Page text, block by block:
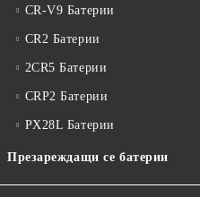
CR-V9 Батерии
CR2 Батерии
2CR5 Батерии
CRP2 Батерии
PX28L Батерии
Презареждащи се батерии